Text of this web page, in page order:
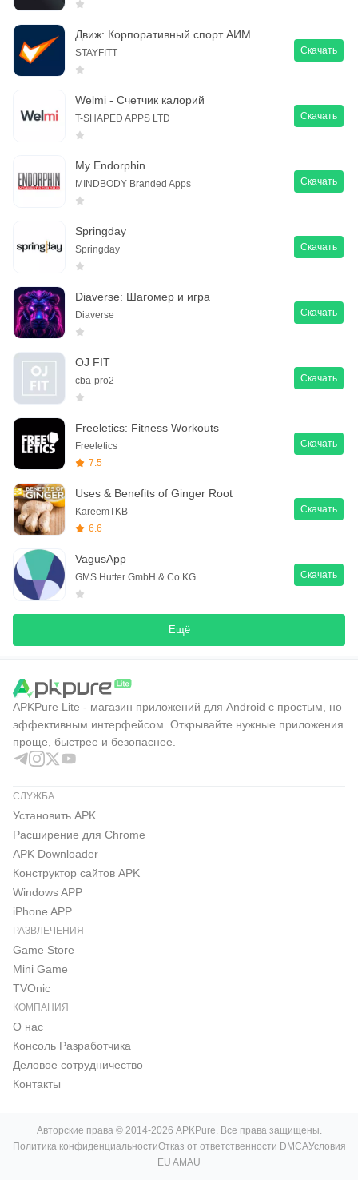
Движ: Корпоративный спорт АИМ
STAYFITT Скачать
Welmi - Счетчик калорий
T-SHAPED APPS LTD Скачать
My Endorphin
MINDBODY Branded Apps Скачать
Springday
Springday Скачать
Diaverse: Шагомер и игра
Diaverse Скачать
OJ FIT
cba-pro2 Скачать
Freeletics: Fitness Workouts
Freeletics
7.5
Скачать
Uses & Benefits of Ginger Root
KareemTKB
6.6
Скачать
VagusApp
GMS Hutter GmbH & Co KG Скачать
Ещё
APKPure Lite - магазин приложений для Android с простым, но
эффективным интерфейсом. Открывайте нужные приложения
проще, быстрее и безопаснее.
СЛУЖБА
Установить APK
Расширение для Chrome
APK Downloader
Конструктор сайтов APK
Windows APP
iPhone APP
РАЗВЛЕЧЕНИЯ
Game Store
Mini Game
TVOnic
КОМПАНИЯ
О нас
Консоль Pазработчика
Деловое сотрудничество
Контакты
Авторские права © 2014-2026 APKPure. Все права защищены.
Политика конфиденциальностиОтказ от ответственности DMCAУсловия
EU AMAU